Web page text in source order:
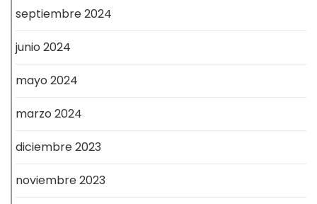
septiembre 2024
junio 2024
mayo 2024
marzo 2024
diciembre 2023
noviembre 2023